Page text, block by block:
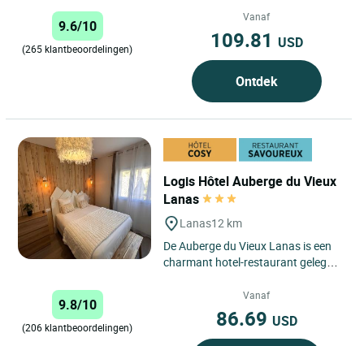
op 5 minuten van het
9.6/10
(265 klantbeoordelingen)
Vanaf
109.81 USD
Ontdek
Logis Hôtel Auberge du Vieux
Lanas
Lanas12 km
De Auberge du Vieux Lanas is een
charmant hotel-restaurant gelegen
l'Ardèche, vlakbij de beroemde...
9.8/10
(206 klantbeoordelingen)
Vanaf
86.69 USD